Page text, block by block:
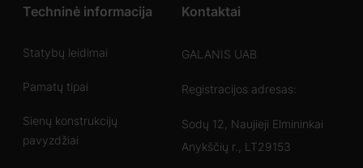
Techninė informacija
Statybų leidimai
Pamatų tipai
Sienų konstrukcijų
pavyzdžiai
Kontaktai
GALANIS UAB
Registracijos adresas:
Sodų 12, Naujieji Elmininkai
Anykščių r., LT29153